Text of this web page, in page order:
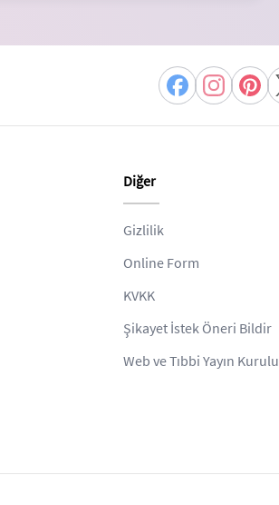
Diğer
Gizlilik
Online Form
KVKK
Şikayet İstek Öneri Bildir
Web ve Tıbbi Yayın Kurulu